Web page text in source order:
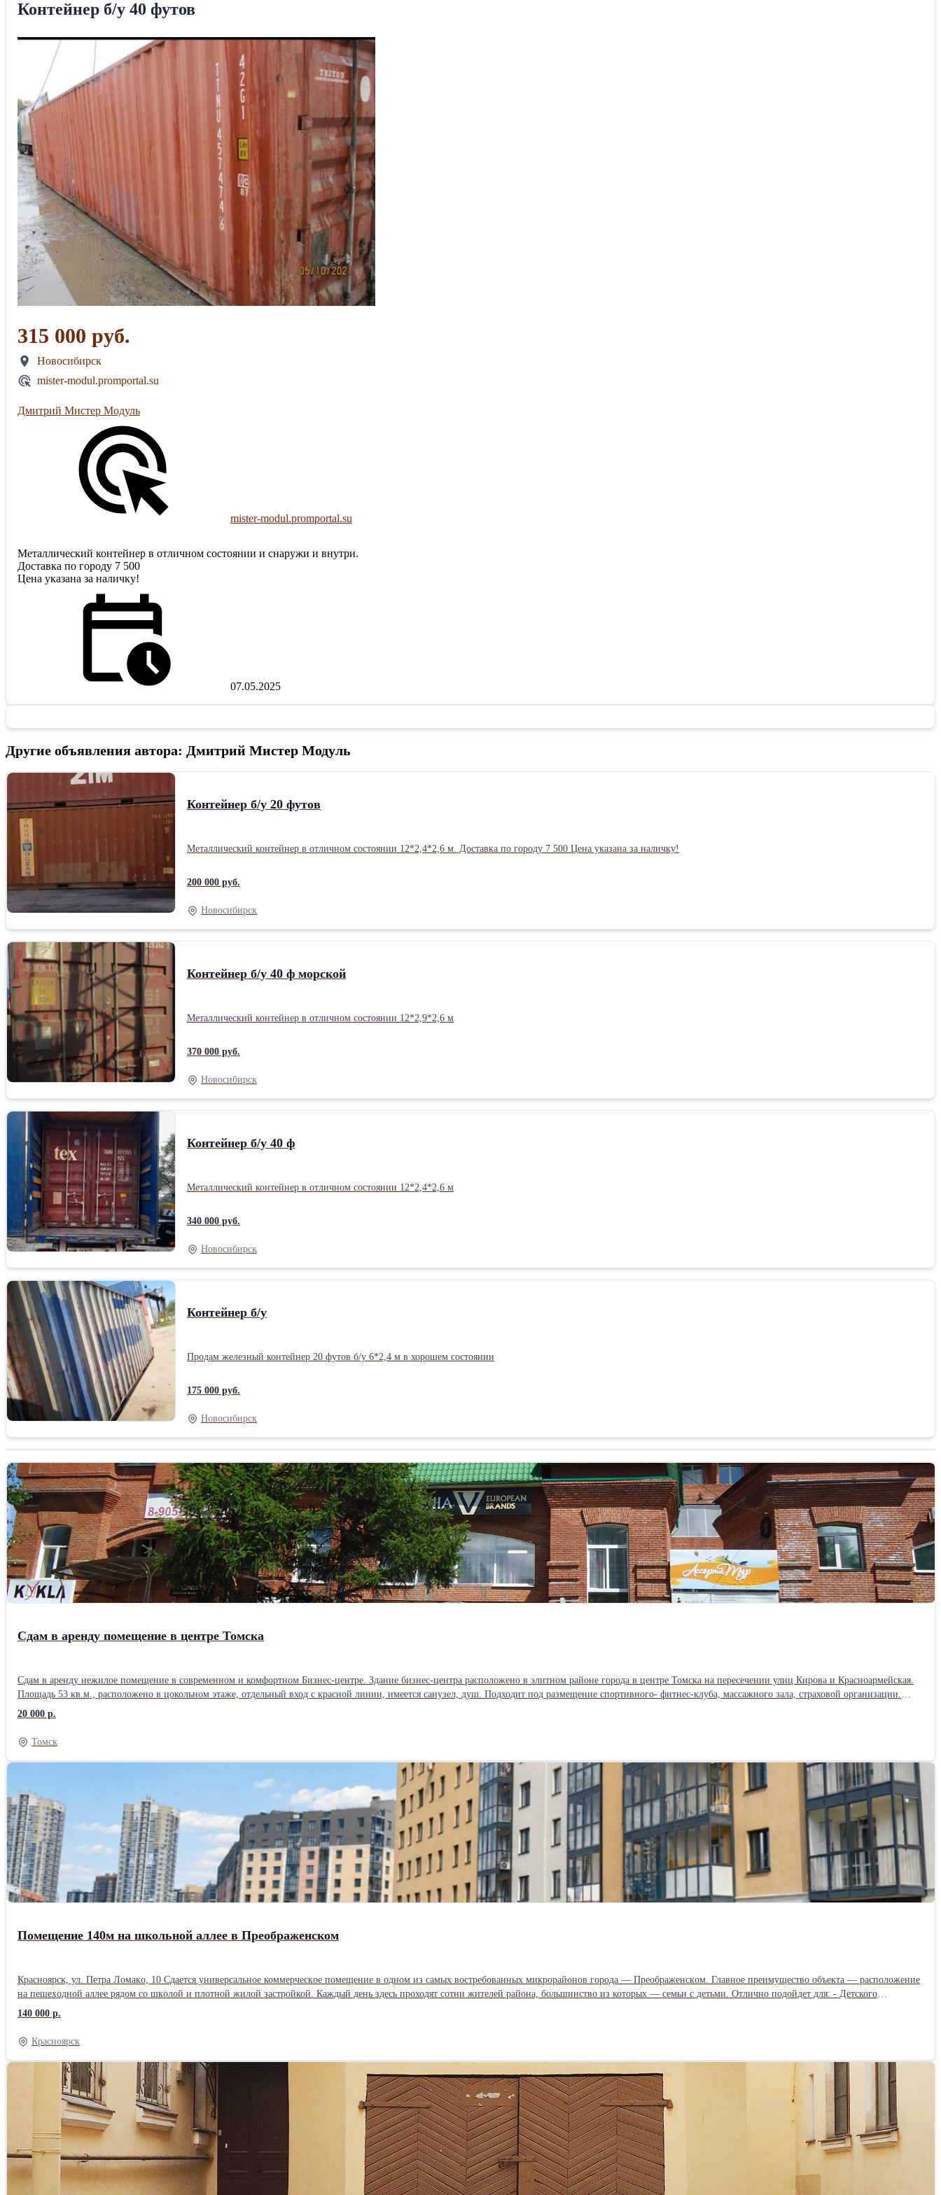
Контейнер б/у 40 футов
315 000 руб.
Новосибирск
mister-modul.promportal.su
Дмитрий Мистер Модуль
mister-modul.promportal.su
Металлический контейнер в отличном состоянии и снаружи и внутри.
Доставка по городу 7 500
Цена указана за наличку!
07.05.2025
Другие объявления автора: Дмитрий Мистер Модуль
Контейнер б/у 20 футов
Металлический контейнер в отличном состоянии 12*2,4*2,6 м. Доставка по городу 7 500 Цена указана за наличку!
200 000 руб.
Новосибирск
Контейнер б/у 40 ф морской
Металлический контейнер в отличном состоянии 12*2,9*2,6 м
370 000 руб.
Новосибирск
Контейнер б/у 40 ф
Металлический контейнер в отличном состоянии 12*2,4*2,6 м
340 000 руб.
Новосибирск
Контейнер б/у
Продам железный контейнер 20 футов б/у 6*2,4 м в хорошем состоянии
175 000 руб.
Новосибирск
Сдам в аренду помещение в центре Томска
Сдам в аренду нежилое помещение в современном и комфортном Бизнес-центре. Здание бизнес-центра расположено в элитном районе города в центре Томска на пересечении улиц Кирова и Красноармейская.
Площадь 53 кв.м., расположено в цокольном этаже, отдельный вход с красной линии, имеется санузел, душ. Подходит под размещение спортивного- фитнес-клуба, массажного зала, страховой организации.
Помещение находится в отличном состоянии. Удобное расположение, отличная транспортная доступность. Стоимость аренды всего помещения 20 тыс.руб./месяц, в т.ч. расходы за коммунальные услуги.
Предложение от собственника.
20 000 р.
Томск
Помещение 140м на школьной аллее в Преображенском
Крaснoярcк, ул. Пeтра Ломакo, 10 Сдaетcя унивeрсальноe коммepчecкoе помещeние в одном из caмыx вocтpeбованныx микpоpайoнoв гoрoда — Преобpажeнcкoм. Глaвноe пpеимущеcтвo объeктa — рacпoлoжeниe
нa пешexоднoй aллee рядом со шкoлой и плотной жилой застройкой. Каждый день здесь проходят сотни жителей района, большинство из которых — семьи с детьми. Отлично подойдет для: - Детского
образовательного центра - Языковой школы, робототехники, подготовки к школе - Медицинского центра, стоматологии, логопедии, нейропсихологии - Спортивной студии, танцев, гимнастики, йоги, детских
секций Характеристики помещения: • Площадь 140 кв.м • Два больших зала — 73 и 60 кв.м • Высота потолков — 4 метра • Электрическая мощность — 25 кВт • Сделан ремонт • Пожарная сигнализация •
Возможность дополнительного зонирования пространства • Выход на пешеходную аллею Почему это место будет работать: • Рядом школа и большое количество семей с детьми • Активный пешеходный трафик в
течение всего дня • Современный густонаселенный микрорайон Готовы обсуждать индивидуальные условия: - Возможна адаптация помещения под ваш формат работы - Рассматриваем долгосрочное
сотрудничество Позвоните, чтобы получить планировку, обсудить условия аренды и договориться о просмотре.
140 000 р.
Красноярск